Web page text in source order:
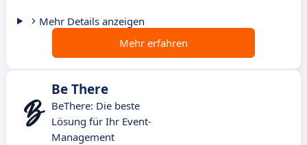
Mehr Details anzeigen
Mehr erfahren
Be There
BeThere: Die beste
Lösung für Ihr Event-
Management